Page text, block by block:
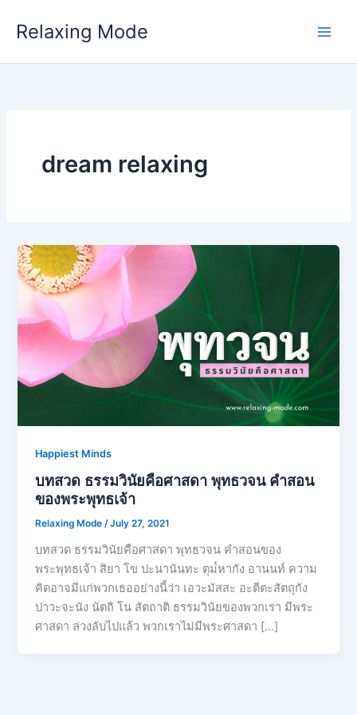
Relaxing Mode
dream relaxing
Happiest Minds
บทสวด ธรรมวินัยคือศาสดา พุทธวจน คำสอน
ของพระพุทธเจ้า
Relaxing Mode/July 27, 2021
บทสวด ธรรมวินัยคือศาสดา พุทธวจน คำสอนของ
พระพุทธเจ้า สิยา โข ปะนานันทะ ตุม๎หากัง อานนท์ ความ
คิดอาจมีแก่พวกเธออย่างนี้ว่า เอวะมัสสะ อะตีตะสัตถุกัง
ปาวะจะนัง นัตถิ โน สัตถาติ ธรรมวินัยของพวกเรา มีพระ
ศาสดา ล่วงลับไปแล้ว พวกเราไม่มีพระศาสดา […]